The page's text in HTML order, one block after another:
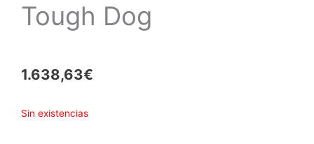
Tough Dog
1.638,63€
Sin existencias